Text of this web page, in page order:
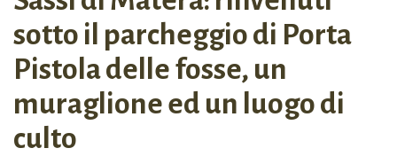
sotto il parcheggio di Porta
Pistola delle fosse, un
muraglione ed un luogo di
culto